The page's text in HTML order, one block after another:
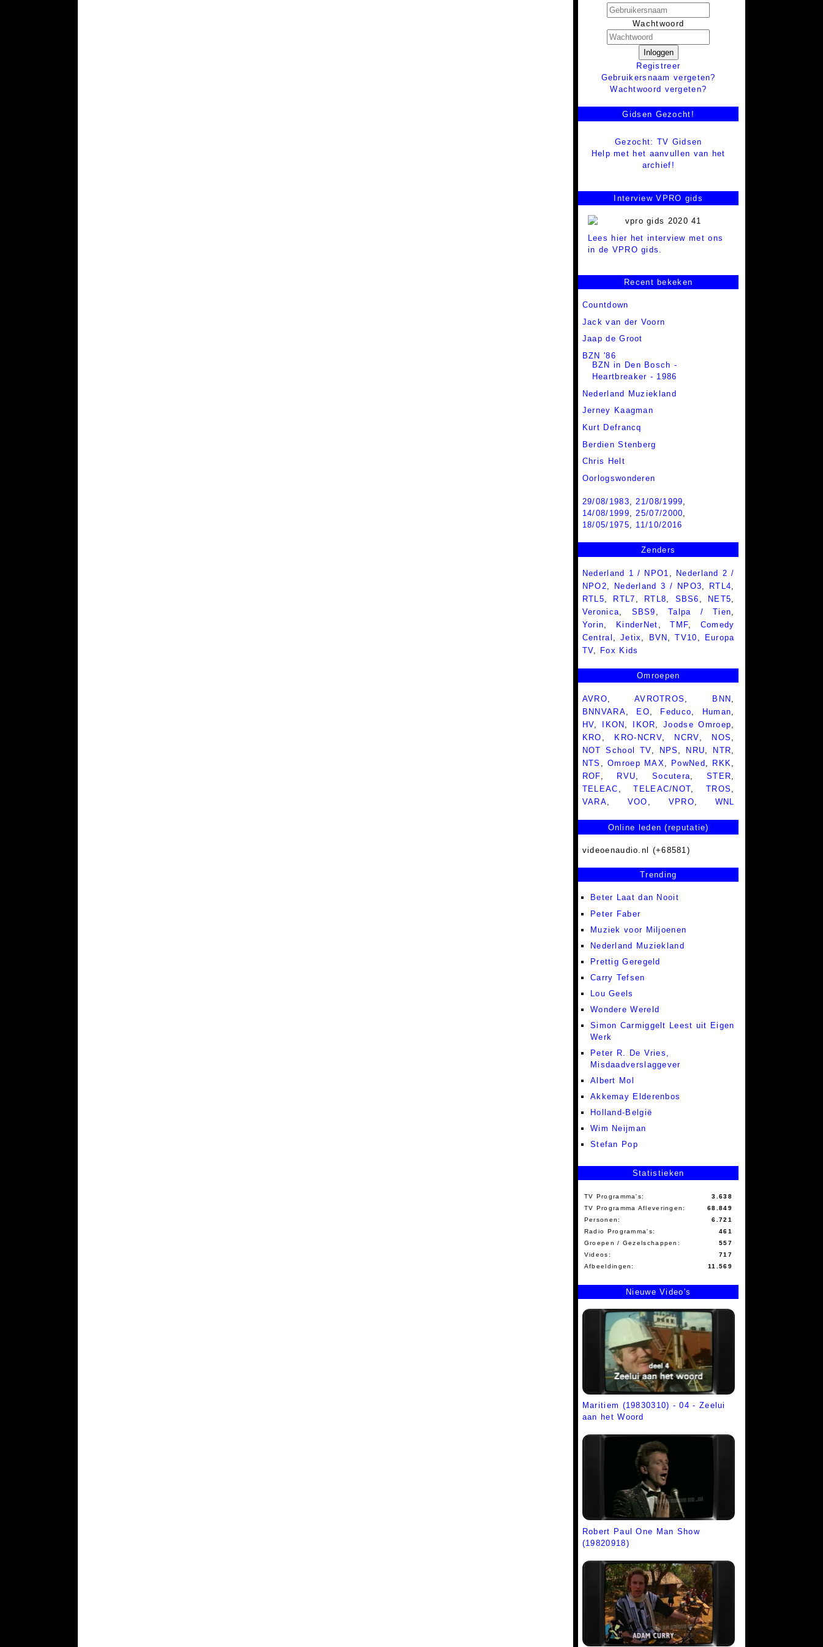
Wachtwoord
Inloggen
Registreer
Gebruikersnaam vergeten?
Wachtwoord vergeten?
Gidsen Gezocht!
Gezocht: TV Gidsen
Help met het aanvullen van het
archief!
Interview VPRO gids
Lees hier het interview met ons
in de VPRO gids.
Recent bekeken
Countdown
Jack van der Voorn
Jaap de Groot
BZN '86
BZN in Den Bosch -
Heartbreaker - 1986
Nederland Muziekland
Jerney Kaagman
Kurt Defrancq
Berdien Stenberg
Chris Helt
Oorlogswonderen
29/08/1983,21/08/1999,
14/08/1999,25/07/2000,
18/05/1975, 11/10/2016
Zenders
Nederland 1 / NPO1
Nederland 2 /
NPO2
Nederland 3 / NPO3 RTL4
RTL5
RTL7 RTL8 SBS6 NET5
Veronica
SBS9 ,Talpa / Tien
Yorin
KinderNet ,TMF
Comedy
Central
Jetix BVN ,TV10
Europa
TV
Fox Kids
Omroepen
AVRO, AVROTROS , BNN ,
BNNVARA, EO, Feduco, Human,
HV, IKON , IKOR,Joodse Omroep,
KRO , KRO-NCRV, NCRV, NOS ,
NOT School TV, NPS , NRU, NTR,
NTS ,Omroep MAX, PowNed , RKK,
ROF, RVU, Socutera,STER,
TELEAC ,TELEAC/NOT,TROS ,
VARA, VOO , VPRO, WNL
Online leden (reputatie)
videoenaudio.nl (+68581)
Trending
Beter Laat dan Nooit
Peter Faber
Muziek voor Miljoenen
Nederland Muziekland
Prettig Geregeld
Carry Tefsen
Lou Geels
Wondere Wereld
Simon Carmiggelt Leest uit Eigen
Werk
Peter R. De Vries,
Misdaadverslaggever
Albert Mol
Akkemay Elderenbos
Holland-België
Wim Neijman
Stefan Pop
Statistieken
TV Programma's:
3.638
TV Programma Afleveringen:
68.849
Personen:
6.721
Radio Programma's:
461
Groepen / Gezelschappen:
557
Videos:
717
Afbeeldingen:
11.569
Nieuwe Video's
Maritiem (19830310) - 04 - Zeelui
aan het Woord
Robert Paul One Man Show
(19820918)